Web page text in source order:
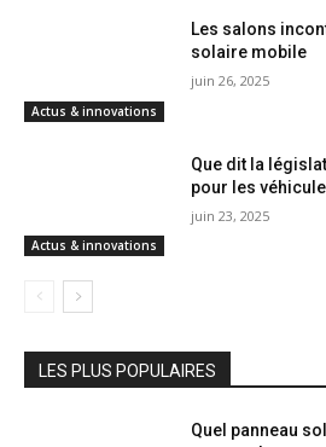
Actus & innovations
Les salons
solaire mobile
juin 26, 2025
Actus & innovations
Que dit la
pour les
juin 23, 2025
LES PLUS POPULAIRES
Quel panneau